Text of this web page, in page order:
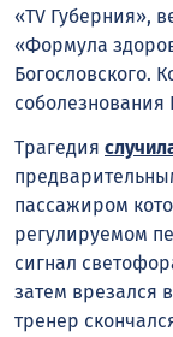
«TV Губерния»,
«Формула
Богословского.
соболезнования
Трагедия
пассажиром
регулируемом
сигнал
затем врезался
тренер